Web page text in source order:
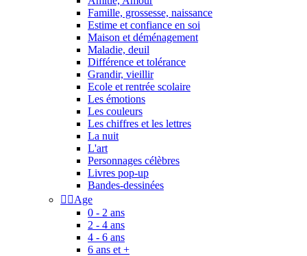
Famille, grossesse, naissance
Estime et confiance en soi
Maison et déménagement
Maladie, deuil
Différence et tolérance
Grandir, vieillir
Ecole et rentrée scolaire
Les émotions
Les couleurs
Les chiffres et les lettres
La nuit
L'art
Personnages célèbres
Livres pop-up
Bandes-dessinées
 Age
0 - 2 ans
2 - 4 ans
4 - 6 ans
6 ans et +